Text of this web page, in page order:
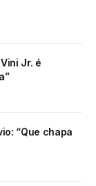
Jr. é
“Que chapa